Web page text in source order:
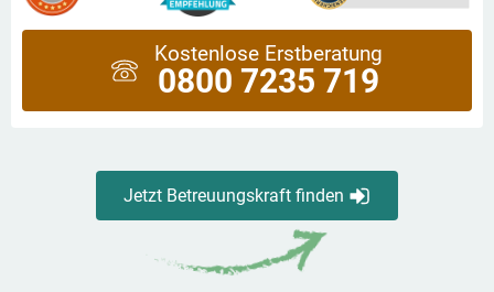
Kostenlose Erstberatung
0800 7235 719
Jetzt Betreuungskraft finden